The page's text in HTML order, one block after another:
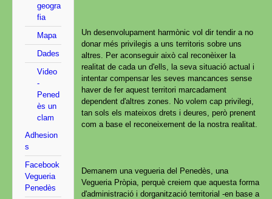
geogra
fia
Mapa
Dades
Video
-
Pened
ès un
clam
Adhesion
s
Facebook
Vegueria
Penedès
Un desenvolupament harmònic vol dir tendir a no
donar més privilegis a uns territoris sobre uns
altres. Per aconseguir això cal reconèixer la
realitat de cada un d'ells, la seva situació actual i
intentar compensar les seves mancances sense
haver de fer aquest territori marcadament
dependent d'altres zones. No volem cap privilegi,
tan sols els mateixos drets i deures, però prenent
com a base el reconeixement de la nostra realitat.
Demanem una vegueria del Penedès, una
Vegueria Pròpia, perquè creiem que aquesta forma
d'administració i dorganització territorial -en base a